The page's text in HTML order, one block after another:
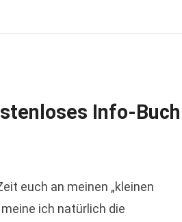
Info-Buch
euch an meinen „kleinen
ich natürlich die